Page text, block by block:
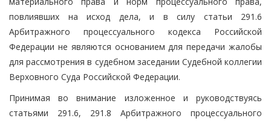
повлиявших на исход дела, и в силу статьи 291.6
Арбитражного процессуального кодекса Российской
Федерации не являются основанием для передачи жалобы
для рассмотрения в судебном заседании Судебной коллегии
Верховного Суда Российской Федерации.
Принимая во внимание изложенное и руководствуясь
статьями 291.6, 291.8 Арбитражного процессуального